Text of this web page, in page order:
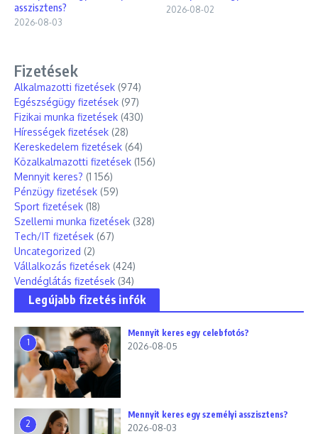
asszisztens?
2026-08-03
2026-08-02
Fizetések
Alkalmazotti fizetések (974)
Egészségügy fizetések (97)
Fizikai munka fizetések (430)
Hírességek fizetések (28)
Kereskedelem fizetések (64)
Közalkalmazotti fizetések (156)
Mennyit keres? (1 156)
Pénzügy fizetések (59)
Sport fizetések (18)
Szellemi munka fizetések (328)
Tech/IT fizetések (67)
Uncategorized (2)
Vállalkozás fizetések (424)
Vendéglátás fizetések (34)
Legújabb fizetés infók
1
Mennyit keres egy celebfotós?
2026-08-05
2
Mennyit keres egy személyi asszisztens?
2026-08-03